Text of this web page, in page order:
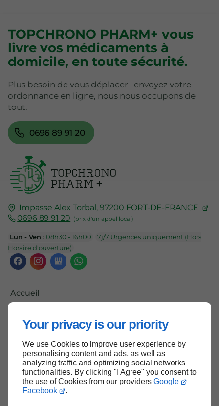
Your privacy is our priority
We use Cookies to improve user experience by
personalising content and ads, as well as
analyzing traffic and optimizing social networks
functionalities. By clicking "I Agree" you consent to
the use of Cookies from our providers Google
Facebook
.
Impasse Alex Torbal,97200 FORT-DE-FRANCE
0696 89 91 20
Lun - Ven :08h30 - 16h00
7j/7 Urgences uniquement (Hors
Horaire d'ouverture)
Accueil
Mentions légales
Plan du site
TOPCHRONO PHARM+ vous
livre vos médicaments à
domicile, en toute sécurité.
Plus besoin de vous déplacer : envoyez votre
ordonnance en ligne, nous nous occupons de
tout.
0696 89 91 20
Haut de page